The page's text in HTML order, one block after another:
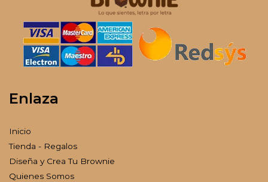
Enlaza
Inicio
Tienda - Regalos
Diseña y Crea Tu Brownie
Quienes Somos